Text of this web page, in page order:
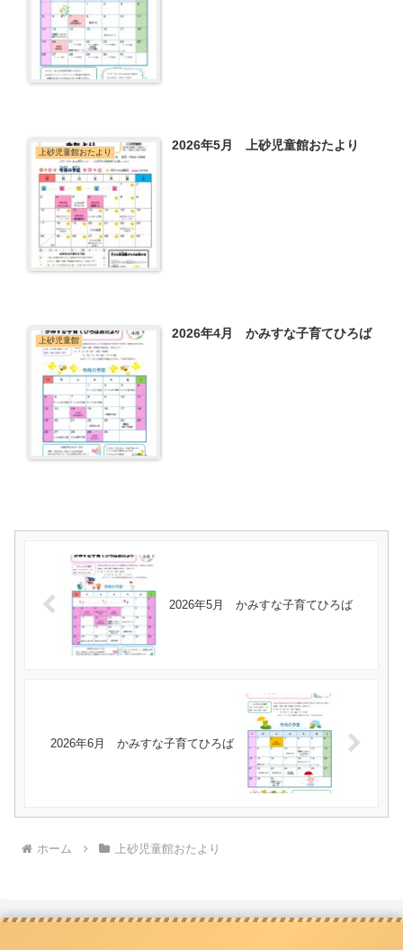
上砂児童館おたより 2026年5月 上砂児童館おたより
上砂児童館 2026年4月 かみすな子育てひろば
2026年5月 かみすな子育てひろば
2026年6月 かみすな子育てひろば
ホーム 上砂児童館おたより